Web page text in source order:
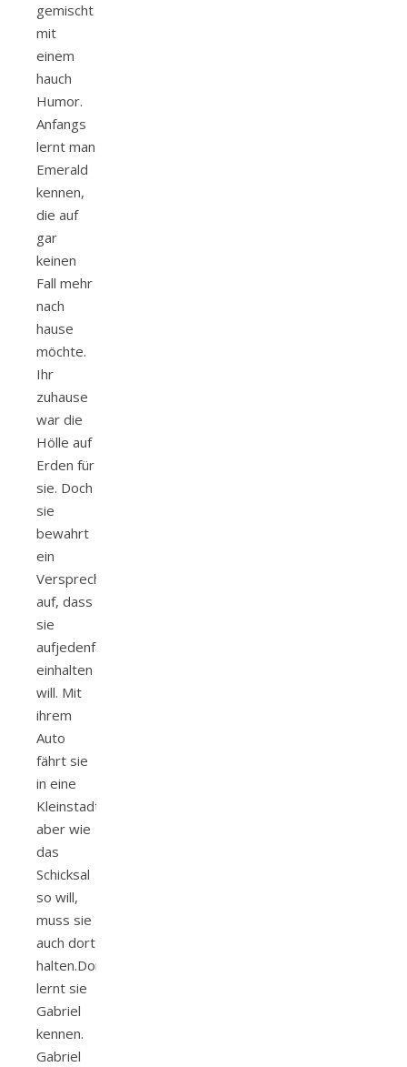
gemischt
mit
einem
hauch
Humor.
Anfangs
lernt man
Emerald
kennen,
die auf
gar
keinen
Fall mehr
nach
hause
möchte.
Ihr
zuhause
war die
Hölle auf
Erden für
sie. Doch
sie
bewahrt
ein
Versprechen
auf, dass
sie
aufjedenfall
einhalten
will. Mit
ihrem
Auto
fährt sie
in eine
Kleinstadt,
aber wie
das
Schicksal
so will,
muss sie
auch dort
halten.Dort
lernt sie
Gabriel
kennen.
Gabriel